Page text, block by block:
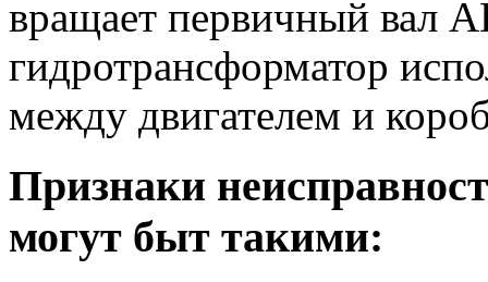
вращает первичный вал
гидротрансформатор
между двигателем и
Признаки
могут быт такими: